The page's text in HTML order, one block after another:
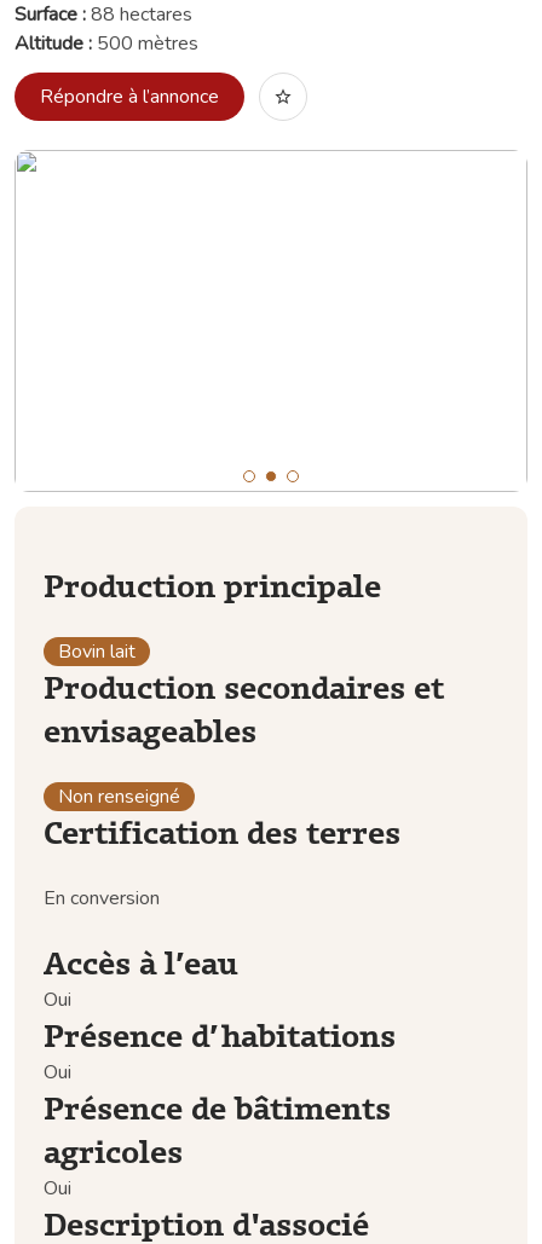
Surface :88 hectares
Altitude : 500 mètres
Répondre à l’annonce
Production principale
Bovin lait
Production secondaires et
envisageables
Non renseigné
Certification des terres
En conversion
Accès à l’eau
Oui
Présence d’habitations
Oui
Présence de bâtiments
agricoles
Oui
Description d'associé